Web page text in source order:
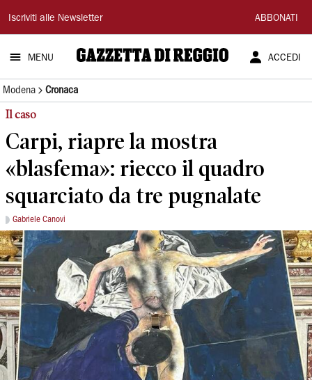
Gazzetta
di
Reggio
Iscriviti alle Newsletter ABBONATI
MENU ACCEDI
Modena Cronaca
Il caso
Carpi, riapre la mostra
«blasfema»: riecco il quadro
squarciato da tre pugnalate
Gabriele Canovi